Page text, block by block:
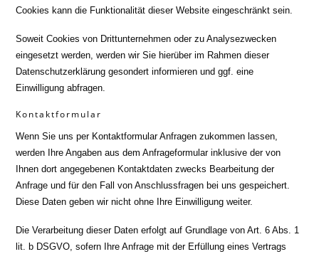
Cookies kann die Funktionalität dieser Website eingeschränkt sein.
Soweit Cookies von Drittunternehmen oder zu Analysezwecken
eingesetzt werden, werden wir Sie hierüber im Rahmen dieser
Datenschutzerklärung gesondert informieren und ggf. eine
Einwilligung abfragen.
Kontaktformular
Wenn Sie uns per Kontaktformular Anfragen zukommen lassen,
werden Ihre Angaben aus dem Anfrageformular inklusive der von
Ihnen dort angegebenen Kontaktdaten zwecks Bearbeitung der
Anfrage und für den Fall von Anschlussfragen bei uns gespeichert.
Diese Daten geben wir nicht ohne Ihre Einwilligung weiter.
Die Verarbeitung dieser Daten erfolgt auf Grundlage von Art. 6 Abs. 1
lit. b DSGVO, sofern Ihre Anfrage mit der Erfüllung eines Vertrags